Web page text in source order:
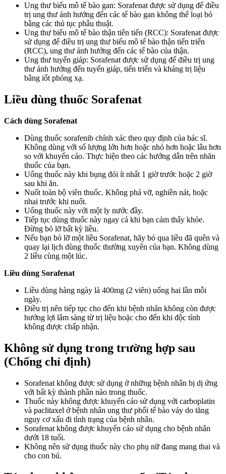
Ung thư biểu mô tế bào gan: Sorafenat được sử dụng để điều
trị ung thư ảnh hưởng đến các tế bào gan không thể loại bỏ
bằng các thủ tục phẫu thuật.
Ung thư biểu mô tế bào thận tiên tiến (RCC): Sorafenat được
sử dụng để điều trị ung thư biểu mô tế bào thận tiến triển
(RCC), ung thư ảnh hưởng đến các tế bào của thận.
Ung thư tuyến giáp: Sorafenat được sử dụng để điều trị ung
thư ảnh hưởng đến tuyến giáp, tiến triển và kháng trị liệu
bằng iốt phóng xạ.
Liều dùng thuốc Sorafenat
Cách dùng Sorafenat
Dùng thuốc sorafenib chính xác theo quy định của bác sĩ.
Không dùng với số lượng lớn hơn hoặc nhỏ hơn hoặc lâu hơn
so với khuyến cáo. Thực hiện theo các hướng dẫn trên nhãn
thuốc của bạn.
Uống thuốc này khi bụng đói ít nhất 1 giờ trước hoặc 2 giờ
sau khi ăn.
Nuốt toàn bộ viên thuốc. Không phá vỡ, nghiền nát, hoặc
nhai trước khi nuốt.
Uống thuốc này với một ly nước đầy.
Tiếp tục dùng thuốc này ngay cả khi bạn cảm thấy khỏe.
Đừng bỏ lỡ bất kỳ liều.
Nếu bạn bỏ lỡ một liều Sorafenat, hãy bỏ qua liều đã quên và
quay lại lịch dùng thuốc thường xuyên của bạn. Không dùng
2 liều cùng một lúc.
Liều dùng Sorafenat
Liều dùng hàng ngày là 400mg (2 viên) uống hai lần mỗi
ngày.
Điều trị nên tiếp tục cho đến khi bệnh nhân không còn được
hưởng lợi lâm sàng từ trị liệu hoặc cho đến khi độc tính
không được chấp nhận.
Không sử dụng trong trường hợp sau
(Chống chỉ định)
Sorafenat không được sử dụng ở những bệnh nhân bị dị ứng
với bất kỳ thành phần nào trong thuốc.
Thuốc này không được khuyến cáo sử dụng với carboplatin
và paclitaxel ở bệnh nhân ung thư phổi tế bào vảy do tăng
nguy cơ xấu đi tình trạng của bệnh nhân.
Sorafenat không được khuyến cáo sử dụng cho bệnh nhân
dưới 18 tuổi.
Không nên sử dụng thuốc này cho phụ nữ đang mang thai và
cho con bú.